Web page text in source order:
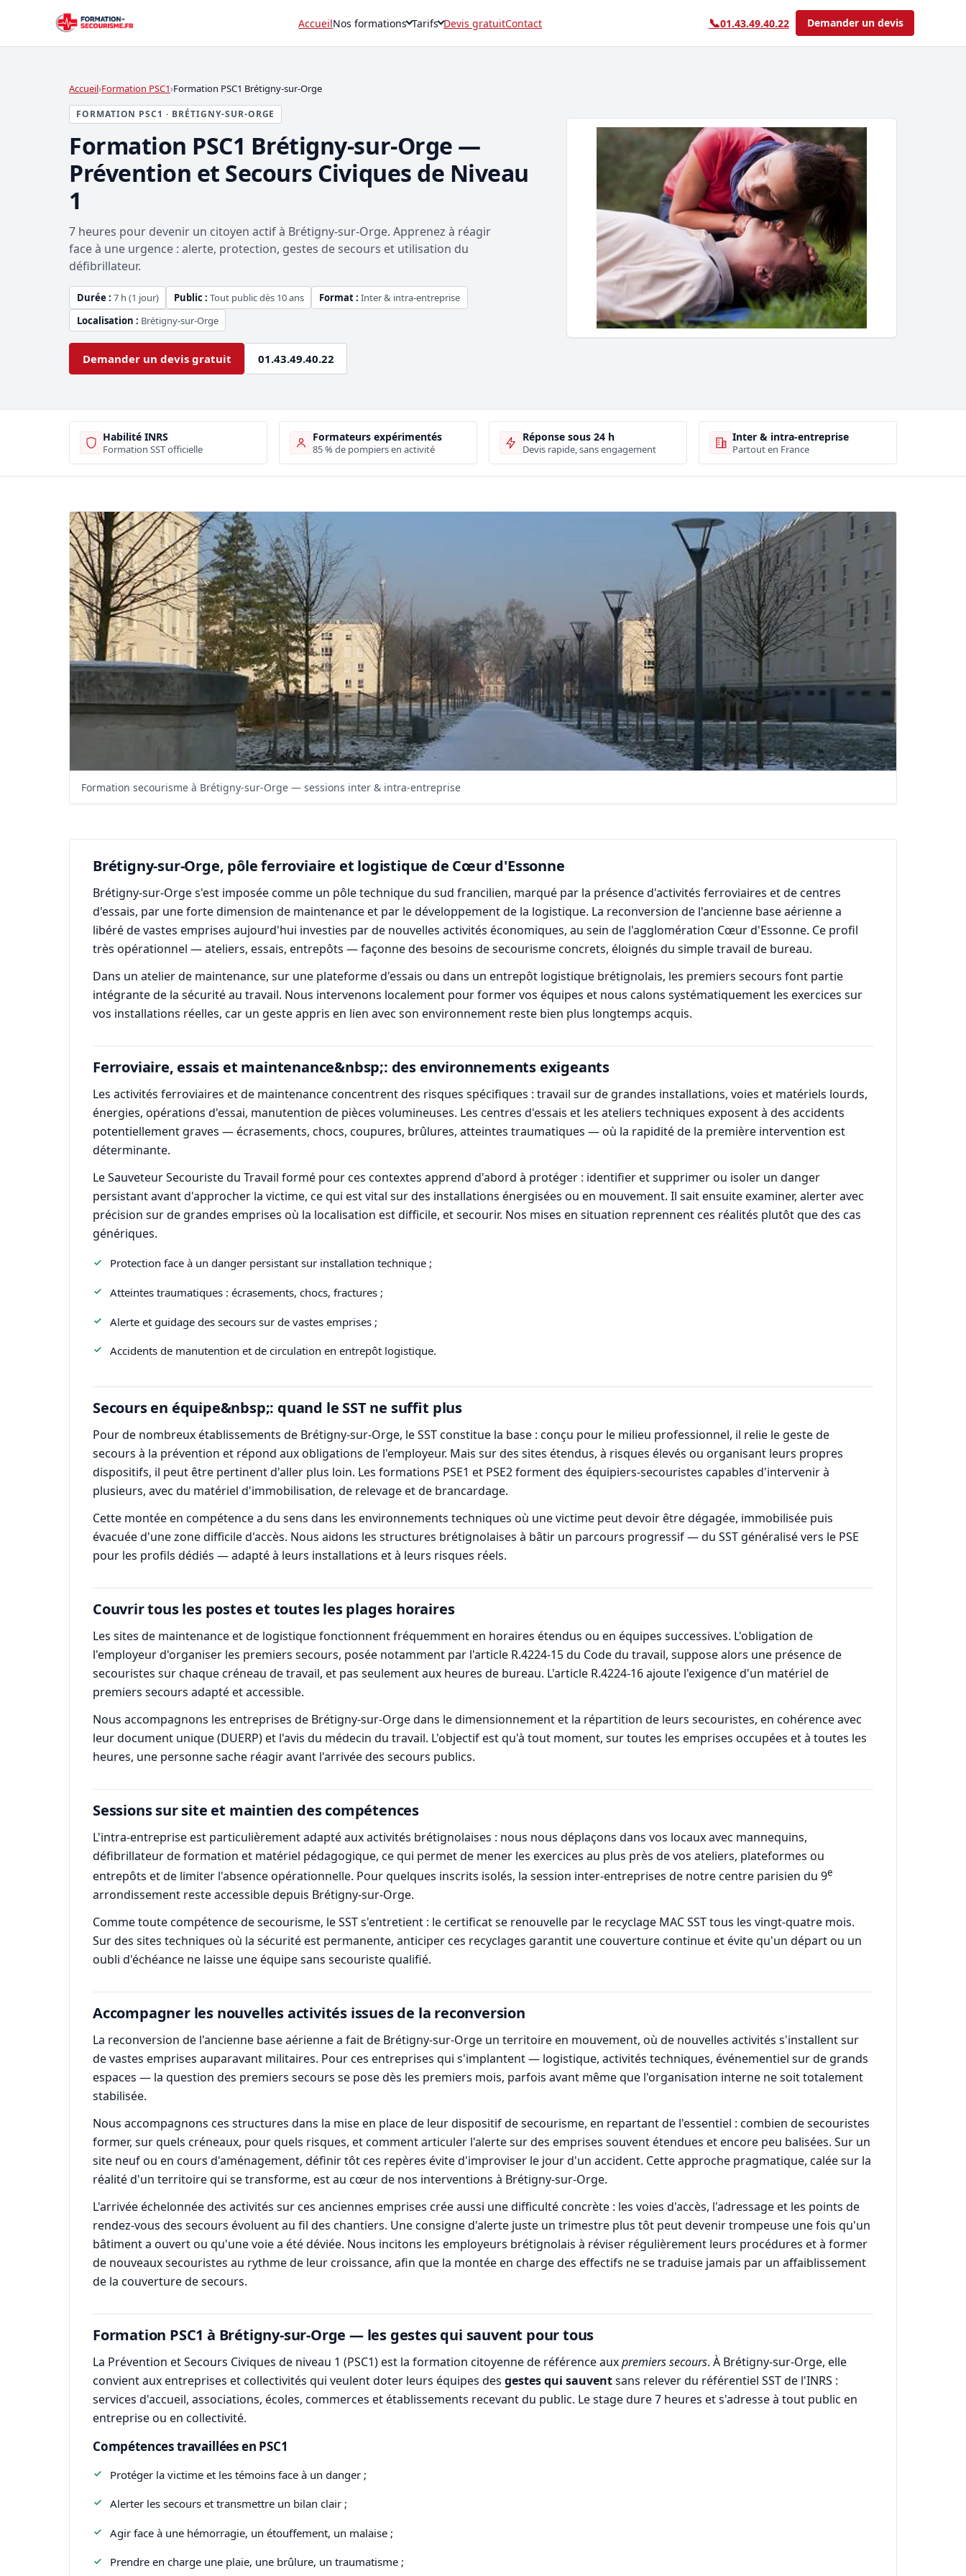
AccueilNos formations Tarifs Devis gratuitContact 📞01.43.49.40.22 Demander un devis
Accueil Formation PSC1 Formation PSC1 Brétigny-sur-Orge
FORMATION PSC1 · BRÉTIGNY-SUR-ORGE
Formation PSC1 Brétigny-sur-Orge —
Prévention et Secours Civiques de Niveau
1
7 heures pour devenir un citoyen actif à Brétigny-sur-Orge. Apprenez à réagir
face à une urgence : alerte, protection, gestes de secours et utilisation du
défibrillateur.
Durée : 7 h (1 jour) Public : Tout public dès 10 ans Format : Inter & intra-entreprise
Localisation : Brétigny-sur-Orge
Demander un devis gratuit 01.43.49.40.22
Habilité INRS
Formation SST officielle
Formateurs expérimentés
85 % de pompiers en activité
Réponse sous 24 h
Devis rapide, sans engagement
Inter & intra-entreprise
Partout en France
Formation secourisme à Brétigny-sur-Orge — sessions inter & intra-entreprise
Brétigny-sur-Orge, pôle ferroviaire et logistique de Cœur d'Essonne
Brétigny-sur-Orge s'est imposée comme un pôle technique du sud francilien, marqué par la présence d'activités ferroviaires et de centres
d'essais, par une forte dimension de maintenance et par le développement de la logistique. La reconversion de l'ancienne base aérienne a
libéré de vastes emprises aujourd'hui investies par de nouvelles activités économiques, au sein de l'agglomération Cœur d'Essonne. Ce profil
très opérationnel — ateliers, essais, entrepôts — façonne des besoins de secourisme concrets, éloignés du simple travail de bureau.
Dans un atelier de maintenance, sur une plateforme d'essais ou dans un entrepôt logistique brétignolais, les premiers secours font partie
intégrante de la sécurité au travail. Nous intervenons localement pour former vos équipes et nous calons systématiquement les exercices sur
vos installations réelles, car un geste appris en lien avec son environnement reste bien plus longtemps acquis.
Ferroviaire, essais et maintenance&nbsp;: des environnements exigeants
Les activités ferroviaires et de maintenance concentrent des risques spécifiques : travail sur de grandes installations, voies et matériels lourds,
énergies, opérations d'essai, manutention de pièces volumineuses. Les centres d'essais et les ateliers techniques exposent à des accidents
potentiellement graves — écrasements, chocs, coupures, brûlures, atteintes traumatiques — où la rapidité de la première intervention est
déterminante.
Le Sauveteur Secouriste du Travail formé pour ces contextes apprend d'abord à protéger : identifier et supprimer ou isoler un danger
persistant avant d'approcher la victime, ce qui est vital sur des installations énergisées ou en mouvement. Il sait ensuite examiner, alerter avec
précision sur de grandes emprises où la localisation est difficile, et secourir. Nos mises en situation reprennent ces réalités plutôt que des cas
génériques.
Protection face à un danger persistant sur installation technique ;
Atteintes traumatiques : écrasements, chocs, fractures ;
Alerte et guidage des secours sur de vastes emprises ;
Accidents de manutention et de circulation en entrepôt logistique.
Secours en équipe&nbsp;: quand le SST ne suffit plus
Pour de nombreux établissements de Brétigny-sur-Orge, le SST constitue la base : conçu pour le milieu professionnel, il relie le geste de
secours à la prévention et répond aux obligations de l'employeur. Mais sur des sites étendus, à risques élevés ou organisant leurs propres
dispositifs, il peut être pertinent d'aller plus loin. Les formations PSE1 et PSE2 forment des équipiers-secouristes capables d'intervenir à
plusieurs, avec du matériel d'immobilisation, de relevage et de brancardage.
Cette montée en compétence a du sens dans les environnements techniques où une victime peut devoir être dégagée, immobilisée puis
évacuée d'une zone difficile d'accès. Nous aidons les structures brétignolaises à bâtir un parcours progressif — du SST généralisé vers le PSE
pour les profils dédiés — adapté à leurs installations et à leurs risques réels.
Couvrir tous les postes et toutes les plages horaires
Les sites de maintenance et de logistique fonctionnent fréquemment en horaires étendus ou en équipes successives. L'obligation de
l'employeur d'organiser les premiers secours, posée notamment par l'article R.4224-15 du Code du travail, suppose alors une présence de
secouristes sur chaque créneau de travail, et pas seulement aux heures de bureau. L'article R.4224-16 ajoute l'exigence d'un matériel de
premiers secours adapté et accessible.
Nous accompagnons les entreprises de Brétigny-sur-Orge dans le dimensionnement et la répartition de leurs secouristes, en cohérence avec
leur document unique (DUERP) et l'avis du médecin du travail. L'objectif est qu'à tout moment, sur toutes les emprises occupées et à toutes les
heures, une personne sache réagir avant l'arrivée des secours publics.
Sessions sur site et maintien des compétences
L'intra-entreprise est particulièrement adapté aux activités brétignolaises : nous nous déplaçons dans vos locaux avec mannequins,
défibrillateur de formation et matériel pédagogique, ce qui permet de mener les exercices au plus près de vos ateliers, plateformes ou
entrepôts et de limiter l'absence opérationnelle. Pour quelques inscrits isolés, la session inter-entreprises de notre centre parisien du 9e
arrondissement reste accessible depuis Brétigny-sur-Orge.
Comme toute compétence de secourisme, le SST s'entretient : le certificat se renouvelle par le recyclage MAC SST tous les vingt-quatre mois.
Sur des sites techniques où la sécurité est permanente, anticiper ces recyclages garantit une couverture continue et évite qu'un départ ou un
oubli d'échéance ne laisse une équipe sans secouriste qualifié.
Accompagner les nouvelles activités issues de la reconversion
La reconversion de l'ancienne base aérienne a fait de Brétigny-sur-Orge un territoire en mouvement, où de nouvelles activités s'installent sur
de vastes emprises auparavant militaires. Pour ces entreprises qui s'implantent — logistique, activités techniques, événementiel sur de grands
espaces — la question des premiers secours se pose dès les premiers mois, parfois avant même que l'organisation interne ne soit totalement
stabilisée.
Nous accompagnons ces structures dans la mise en place de leur dispositif de secourisme, en repartant de l'essentiel : combien de secouristes
former, sur quels créneaux, pour quels risques, et comment articuler l'alerte sur des emprises souvent étendues et encore peu balisées. Sur un
site neuf ou en cours d'aménagement, définir tôt ces repères évite d'improviser le jour d'un accident. Cette approche pragmatique, calée sur la
réalité d'un territoire qui se transforme, est au cœur de nos interventions à Brétigny-sur-Orge.
L'arrivée échelonnée des activités sur ces anciennes emprises crée aussi une difficulté concrète : les voies d'accès, l'adressage et les points de
rendez-vous des secours évoluent au fil des chantiers. Une consigne d'alerte juste un trimestre plus tôt peut devenir trompeuse une fois qu'un
bâtiment a ouvert ou qu'une voie a été déviée. Nous incitons les employeurs brétignolais à réviser régulièrement leurs procédures et à former
de nouveaux secouristes au rythme de leur croissance, afin que la montée en charge des effectifs ne se traduise jamais par un affaiblissement
de la couverture de secours.
Formation PSC1 à Brétigny-sur-Orge — les gestes qui sauvent pour tous
La Prévention et Secours Civiques de niveau 1 (PSC1) est la formation citoyenne de référence auxpremiers secours. À Brétigny-sur-Orge, elle
convient aux entreprises et collectivités qui veulent doter leurs équipes des gestes qui sauventsans relever du référentiel SST de l'INRS :
services d'accueil, associations, écoles, commerces et établissements recevant du public. Le stage dure 7 heures et s'adresse à tout public en
entreprise ou en collectivité.
Compétences travaillées en PSC1
Protéger la victime et les témoins face à un danger ;
Alerter les secours et transmettre un bilan clair ;
Agir face à une hémorragie, un étouffement, un malaise ;
Prendre en charge une plaie, une brûlure, un traumatisme ;